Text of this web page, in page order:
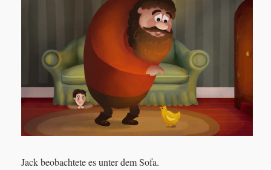
“Hello, my beautiful hen. Lay an egg, please!"
Jack beobachtete es unter dem Sofa.